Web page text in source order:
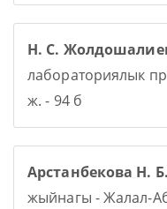
Н. С.
лабораториялык
ж. - 94 б
Арстанбекова Н. Б.
жыйнагы - Жалал-